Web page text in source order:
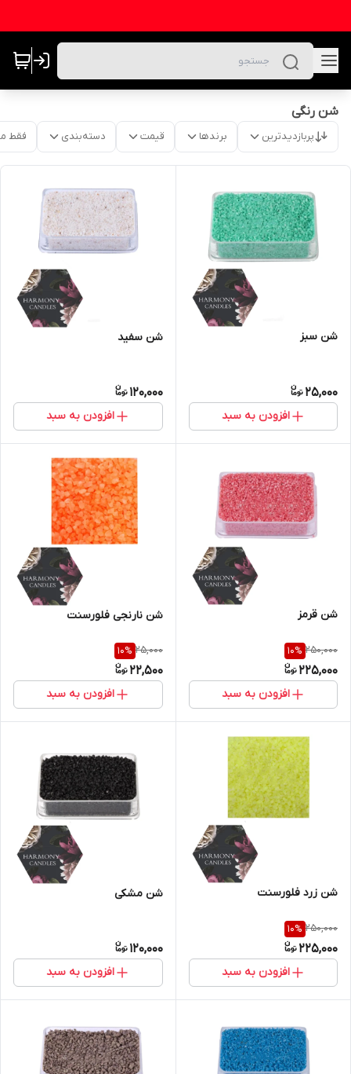
شن رنگی
پربازدیدترین برندها قیمت دسته‌بندی فقط
شن سبز
25,000
افزودن به سبد
شن سفید
120,000
افزودن به سبد
شن قرمز
250,000
10%
225,000
افزودن به سبد
شن نارنجی فلورسنت
25,000
10%
22,500
افزودن به سبد
شن زرد فلورسنت
250,000
10%
225,000
افزودن به سبد
شن مشکی
120,000
افزودن به سبد